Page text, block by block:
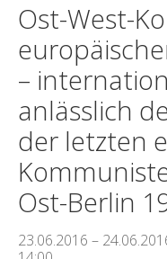
Ost-West-
–
anlässlich
der letzten
Ost-Berlin
23.06.2016 –